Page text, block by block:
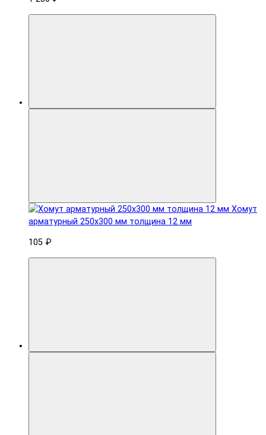
Хомут
арматурный 250x300 мм толщина 12 мм
105 ₽